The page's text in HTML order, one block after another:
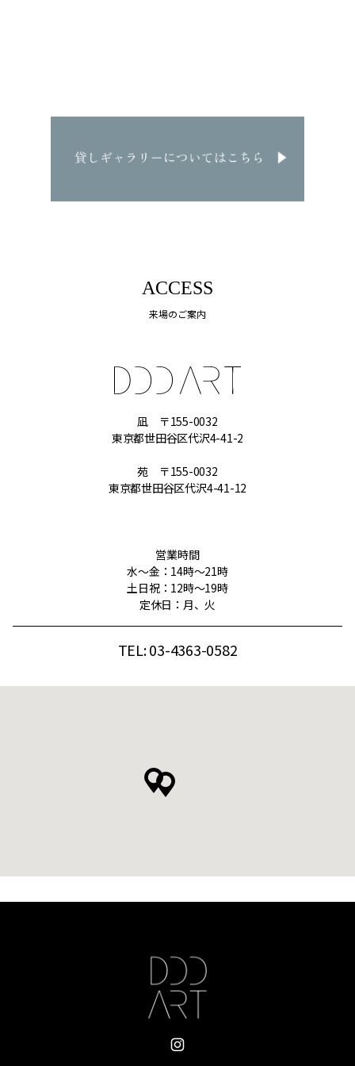
ACCESS
来場のご案内
凪 〒155-0032
東京都世田谷区代沢4-41-2
苑 〒155-0032
東京都世田谷区代沢4-41-12
営業時間
水〜金：14時〜21時
土日祝：12時〜19時
定休日：月、火
TEL: 03-4363-0582